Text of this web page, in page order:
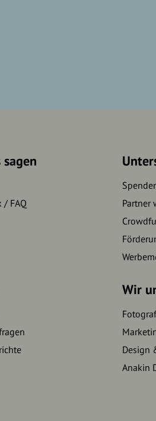
sagen
/ FAQ
Partner
Wir
Design
Anakin